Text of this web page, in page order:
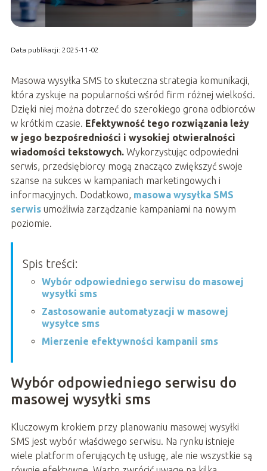
Data publikacji: 2025-11-02
Masowa wysyłka SMS to skuteczna strategia komunikacji,
która zyskuje na popularności wśród firm różnej wielkości.
Dzięki niej można dotrzeć do szerokiego grona odbiorców
w krótkim czasie. Efektywność tego rozwiązania leży
w jego bezpośredniości i wysokiej otwieralności
wiadomości tekstowych.Wykorzystując odpowiedni
serwis, przedsiębiorcy mogą znacząco zwiększyć swoje
szanse na sukces w kampaniach marketingowych i
informacyjnych. Dodatkowo, masowa wysyłka SMS
serwisumożliwia zarządzanie kampaniami na nowym
poziomie.
Spis treści:
Wybór odpowiedniego serwisu do masowej
wysyłki sms
Zastosowanie automatyzacji w masowej
wysyłce sms
Mierzenie efektywności kampanii sms
Wybór odpowiedniego serwisu do
masowej wysyłki sms
Kluczowym krokiem przy planowaniu masowej wysyłki
SMS jest wybór właściwego serwisu. Na rynku istnieje
wiele platform oferujących tę usługę, ale nie wszystkie są